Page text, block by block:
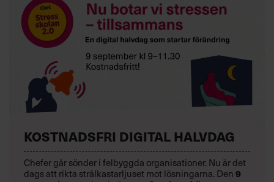
KOSTNADSFRI DIGITAL HALVDAG
Chefer går sönder i felbyggda organisationer. Nu är det
dags att rikta strålkastarljuset mot lösningarna. Den9